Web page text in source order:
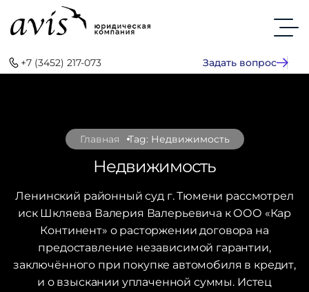
+7 (3452) 217-073 Задать вопрос
Главная Tag: Недвижимость
Недвижимость
Ленинский районный суд г. Тюмени рассмотрел
иск Шкляева Валерия Валерьевича к ООО «Кар
Континент» о расторжении договора на
предоставление независимой гарантии,
заключённого при покупке автомобиля в кредит,
и о взыскании уплаченной суммы. Истец